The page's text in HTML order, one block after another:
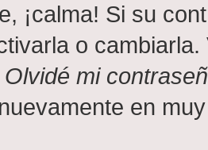
¡calma! Si su
o
Olvidé mi
en